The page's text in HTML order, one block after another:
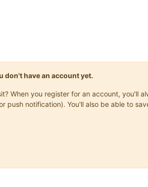
don't have an account yet.
When you register for an account, you'll
push notification). You'll also be able to